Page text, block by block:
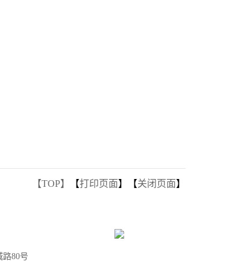
【TOP】 【打印页面】【关闭页面】
路80号